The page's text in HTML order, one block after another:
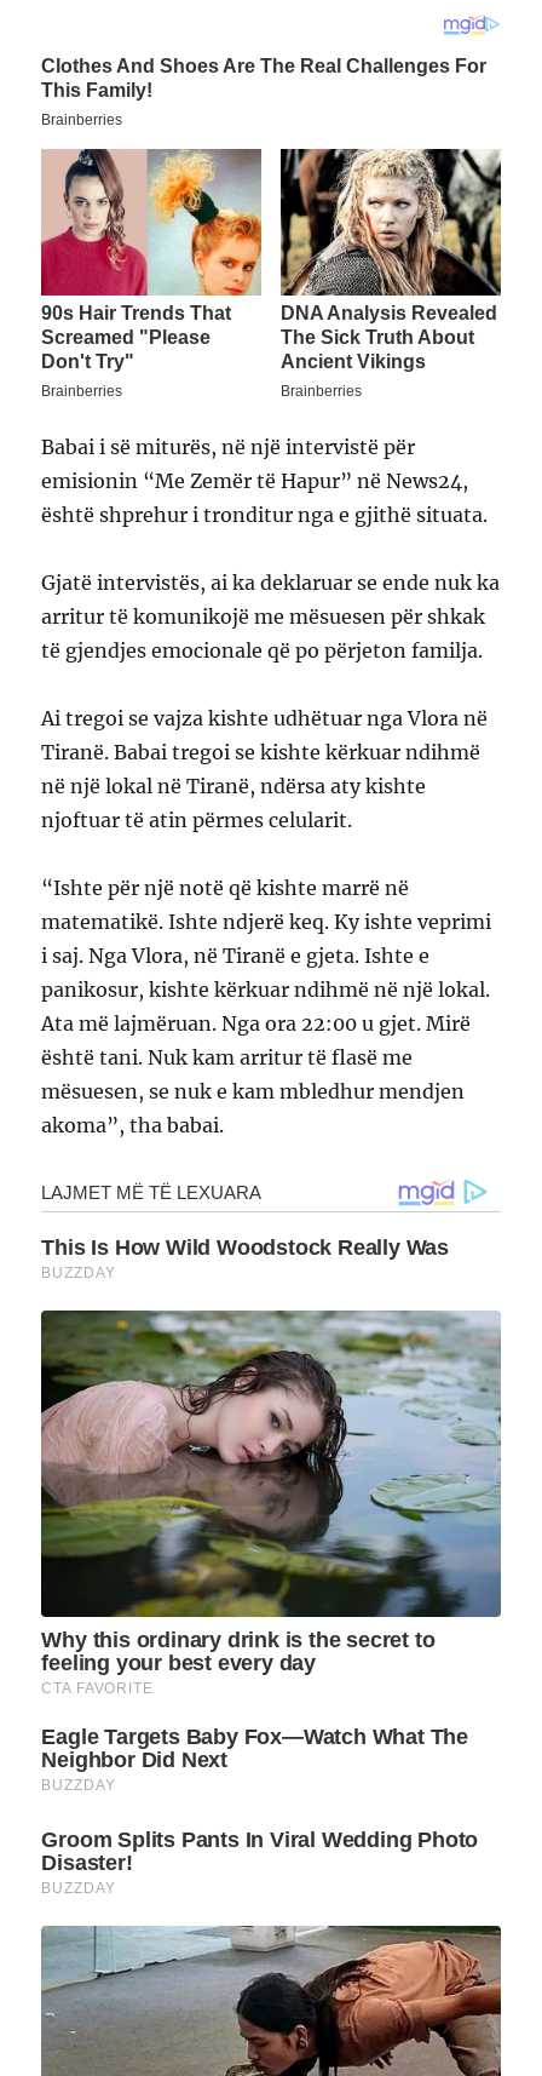
Babai i së miturës, në një intervistë për
emisionin “Me Zemër të Hapur” në News24,
është shprehur i tronditur nga e gjithë situata.
Gjatë intervistës, ai ka deklaruar se ende nuk ka
arritur të komunikojë me mësuesen për shkak
të gjendjes emocionale që po përjeton familja.
Ai tregoi se vajza kishte udhëtuar nga Vlora në
Tiranë. Babai tregoi se kishte kërkuar ndihmë
në një lokal në Tiranë, ndërsa aty kishte
njoftuar të atin përmes celularit.
“Ishte për një notë që kishte marrë në
matematikë. Ishte ndjerë keq. Ky ishte veprimi
i saj. Nga Vlora, në Tiranë e gjeta. Ishte e
panikosur, kishte kërkuar ndihmë në një lokal.
Ata më lajmëruan. Nga ora 22:00 u gjet. Mirë
është tani. Nuk kam arritur të flasë me
mësuesen, se nuk e kam mbledhur mendjen
akoma”, tha babai.